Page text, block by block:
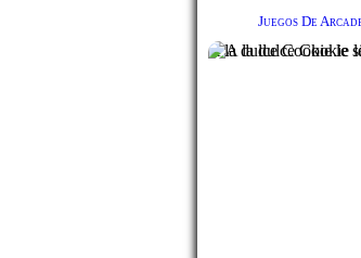
Juegos De
A la dulce Cookie le